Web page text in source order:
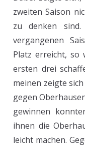
zweiten Saison
zu denken
vergangenen
Platz erreicht, so
ersten drei
meinen zeigte
gegen
gewinnen
ihnen die
leicht machen.